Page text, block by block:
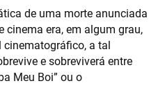
de uma morte anunciada
cinema era, em algum grau,
a tal
e sobreviverá entre
Meu Boi” ou o